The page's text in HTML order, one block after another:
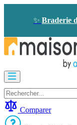
✨ Braderie
Visiophone
-
Sonnette
Comparer